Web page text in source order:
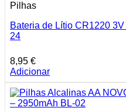
Pilhas
Bateria de Lítio CR1220
24
8,95 €
Adicionar